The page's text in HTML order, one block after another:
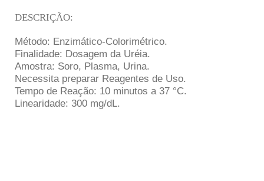
DESCRIÇÃO:
Método: Enzimático-Colorimétrico.
Finalidade: Dosagem da Uréia.
Amostra: Soro, Plasma, Urina.
Necessita preparar Reagentes de Uso.
Tempo de Reação: 10 minutos a 37 °C.
Linearidade: 300 mg/dL.